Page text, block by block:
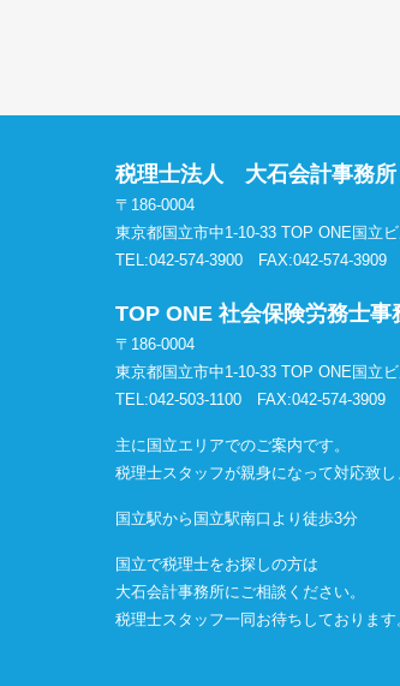
税理士法人 大石会計事務所
〒186-0004
東京都国立市中1-10-33 TOP ONE国立
TEL:042-574-3900 FAX:042-574-3909
TOP ONE 社会保険労務士事
〒186-0004
東京都国立市中1-10-33 TOP ONE国立
TEL:042-503-1100 FAX:042-574-3909
主に国立エリアでのご案内です。
税理士スタッフが親身になって対応致し
国立駅から国立駅南口より徒歩3分
国立で税理士をお探しの方は
大石会計事務所にご相談ください。
税理士スタッフ一同お待ちしております